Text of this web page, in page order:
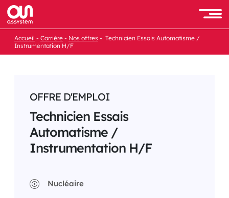
Passer
au
contenu
Accueil Carrière Nos offres
Technicien Essais Automatisme /
Instrumentation H/F
OFFRE D'EMPLOI
Technicien Essais
Automatisme /
Instrumentation H/F
Nucléaire